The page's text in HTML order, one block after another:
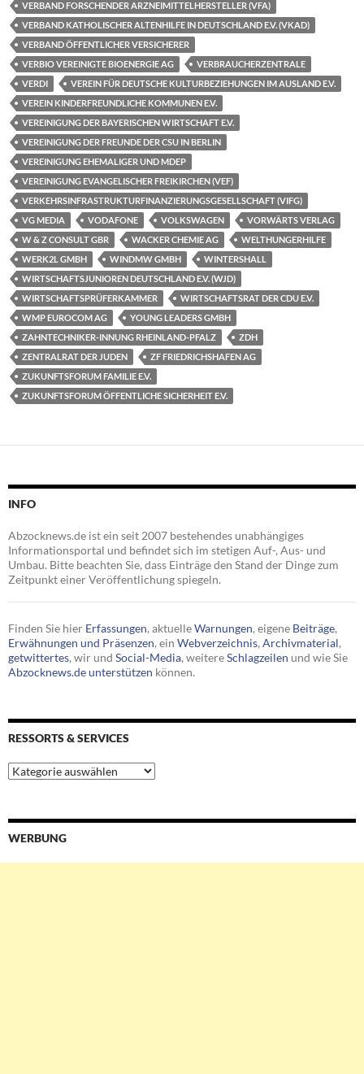
VERBAND FORSCHENDER ARZNEIMITTELHERSTELLER (VFA)
VERBAND KATHOLISCHER ALTENHILFE IN DEUTSCHLAND E.V. (VKAD)
VERBAND ÖFFENTLICHER VERSICHERER
VERBIO VEREINIGTE BIOENERGIE AG
VERBRAUCHERZENTRALE
VERDI
VEREIN FÜR DEUTSCHE KULTURBEZIEHUNGEN IM AUSLAND E.V.
VEREIN KINDERFREUNDLICHE KOMMUNEN E.V.
VEREINIGUNG DER BAYERISCHEN WIRTSCHAFT E.V.
VEREINIGUNG DER FREUNDE DER CSU IN BERLIN
VEREINIGUNG EHEMALIGER UND MDEP
VEREINIGUNG EVANGELISCHER FREIKIRCHEN (VEF)
VERKEHRSINFRASTRUKTURFINANZIERUNGSGESELLSCHAFT (VIFG)
VG MEDIA
VODAFONE VOLKSWAGEN
VORWÄRTS VERLAG
W & Z CONSULT GBR
WACKER CHEMIE AG
WELTHUNGERHILFE
WERK2L GMBH
WINDMW GMBH
WINTERSHALL
WIRTSCHAFTSJUNIOREN DEUTSCHLAND E.V. (WJD)
WIRTSCHAFTSPRÜFERKAMMER
WIRTSCHAFTSRAT DER CDU E.V.
WMP EUROCOM AG
YOUNG LEADERS GMBH
ZAHNTECHNIKER-INNUNG RHEINLAND-PFALZ
ZDH
ZENTRALRAT DER JUDEN
ZF FRIEDRICHSHAFEN AG
ZUKUNFTSFORUM FAMILIE E.V.
ZUKUNFTSFORUM ÖFFENTLICHE SICHERHEIT E.V.
INFO
Abzocknews.de ist ein seit 2007 bestehendes unabhängiges
Informationsportal und befindet sich im stetigen Auf-, Aus- und
Umbau. Bitte beachten Sie, dass Einträge den Stand der Dinge zum
Zeitpunkt einer Veröffentlichung spiegeln.
Finden Sie hier Erfassungen, aktuelleWarnungen, eigene Beiträge,
Erwähnungen und Präsenzen, ein Webverzeichnis, Archivmaterial,
getwittertes, wir und Social-Media, weitereSchlagzeilen und wie Sie
Abzocknews.de unterstützen können.
RESSORTS & SERVICES
Ressorts
&
WERBUNG